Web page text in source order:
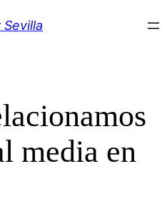
media en